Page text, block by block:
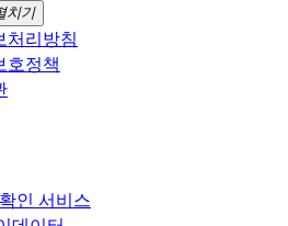
치기
처리방침
호정책
인 서비스